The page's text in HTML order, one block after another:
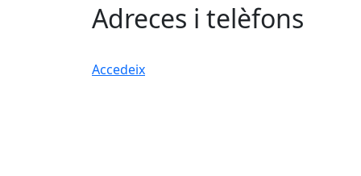
Adreces i telèfons
Accedeix